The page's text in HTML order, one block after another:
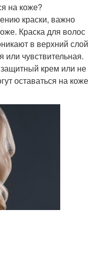
на коже?
краски, важно
Краска для волос
в верхний слой
чувствительная.
крем или не
оставаться на коже